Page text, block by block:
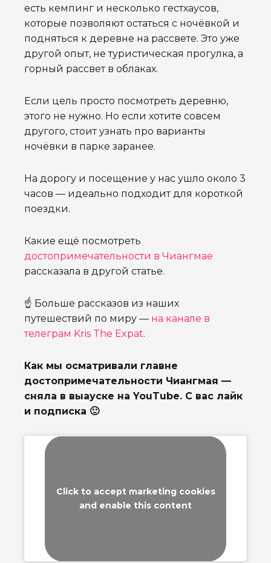
есть кемпинг и несколько гестхаусов,
которые позволяют остаться с ночёвкой и
подняться к деревне на рассвете. Это уже
другой опыт, не туристическая прогулка, а
горный рассвет в облаках.
Если цель просто посмотреть деревню,
этого не нужно. Но если хотите совсем
другого, стоит узнать про варианты
ночёвки в парке заранее.
На дорогу и посещение у нас ушло около 3
часов — идеально подходит для короткой
поездки.
Какие ещё посмотреть
достопримечательности в Чиангмае
рассказала в другой статье.
☝️ Больше рассказов из наших
путешествий по миру — на канале в
телеграм Kris The Expat.
Как мы осматривали главне
достопримечательности Чиангмая —
сняла в выауске на YouTube. С вас лайк
и подписка 🙂
Click to accept marketing cookies
and enable this content